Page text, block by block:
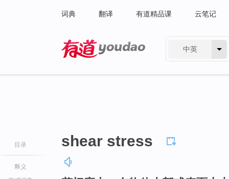
词典 翻译 有道精品课 云笔记
中英
目录
释义
shear stress